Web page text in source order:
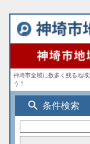
神埼市全域に数多く残る地
う！
search 条件検索